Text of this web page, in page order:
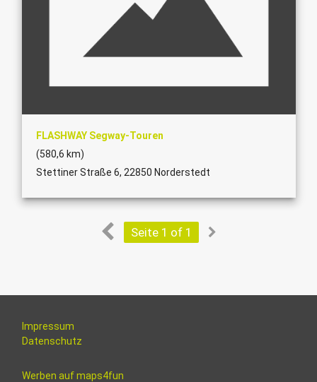
FLASHWAY Segway-Touren
(580,6 km)
Stettiner Straße 6, 22850 Norderstedt
Seite 1 of 1
Impressum
Datenschutz
Werben auf maps4fun